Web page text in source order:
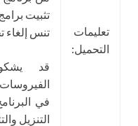
تعليمات
التحميل:
تثبيت
تنس إلغاء
قد
في
التنزيل